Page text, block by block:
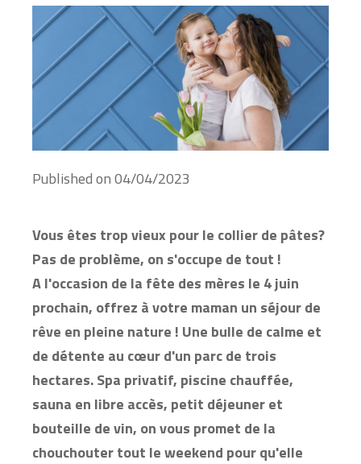
Published on04/04/2023
Vous êtes trop vieux pour le collier de pâtes?
Pas de problème, on s'occupe de tout !
A l'occasion de la fête des mères le 4 juin
prochain, offrez à votre maman un séjour de
rêve en pleine nature ! Une bulle de calme et
de détente au cœur d'un parc de trois
hectares. Spa privatif, piscine chauffée,
sauna en libre accès, petit déjeuner et
bouteille de vin, on vous promet de la
chouchouter tout le weekend pour qu'elle